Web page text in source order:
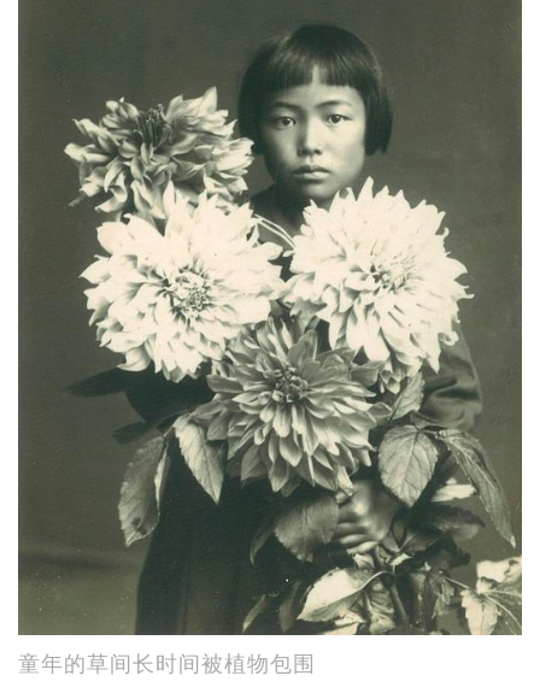
童年的草间长时间被植物包围